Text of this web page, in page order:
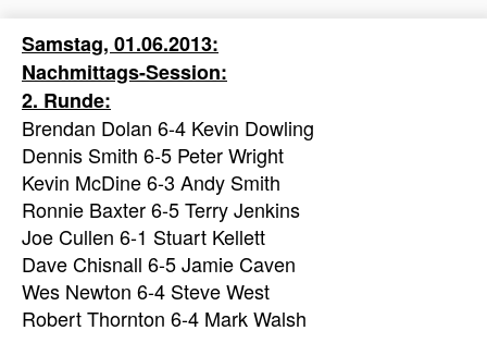
Samstag, 01.06.2013:
Nachmittags-Session:
2. Runde:
Brendan Dolan 6-4 Kevin Dowling
Dennis Smith 6-5 Peter Wright
Kevin McDine 6-3 Andy Smith
Ronnie Baxter 6-5 Terry Jenkins
Joe Cullen 6-1 Stuart Kellett
Dave Chisnall 6-5 Jamie Caven
Wes Newton 6-4 Steve West
Robert Thornton 6-4 Mark Walsh